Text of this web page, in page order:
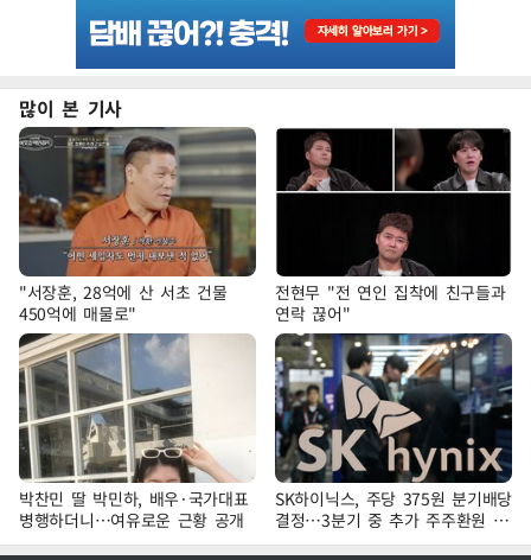
많이 본 기사
"서장훈, 28억에 산 서초 건물
450억에 매물로"
전현무 "전 연인 집착에 친구들과
연락 끊어"
박찬민 딸 박민하, 배우·국가대표
병행하더니…여유로운 근황 공개
SK하이닉스, 주당 375원 분기배당
결정…3분기 중 추가 주주환원 발
표